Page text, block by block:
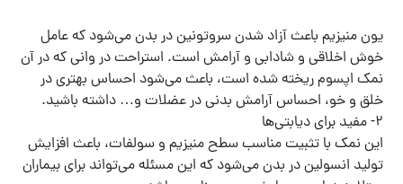
یون منیزیم باعث آزاد شدن سروتونین در بدن می‌شود که عامل
خوش اخلاقی و شادابی و آرامش است. استراحت در وانی که در آن
نمک اپسوم ریخته شده است، باعث می‌شود احساس بهتری در
خلق و خو، احساس آرامش بدنی در عضلات و… داشته باشید.
۲- مفید برای دیابتی‌ها
این نمک با تثبیت مناسب سطح منیزیم و سولفات، باعث افزایش
تولید انسولین در بدن می‌شود که این مسئله می‌تواند برای بیماران